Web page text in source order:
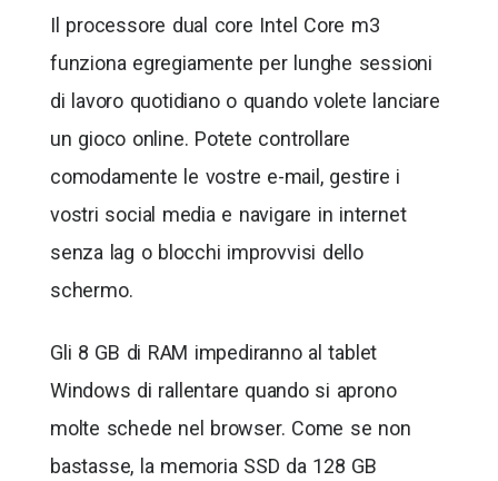
Il processore dual core Intel Core m3
funziona egregiamente per lunghe sessioni
di lavoro quotidiano o quando volete lanciare
un gioco online. Potete controllare
comodamente le vostre e-mail, gestire i
vostri social media e navigare in internet
senza lag o blocchi improvvisi dello
schermo.
Gli 8 GB di RAM impediranno al tablet
Windows di rallentare quando si aprono
molte schede nel browser. Come se non
bastasse, la memoria SSD da 128 GB